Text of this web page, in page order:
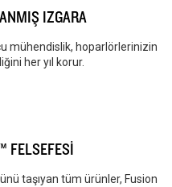
IZGARA
mühendislik, hoparlörlerinizin
her yıl korur.
FELSEFESİ
taşıyan tüm ürünler, Fusion